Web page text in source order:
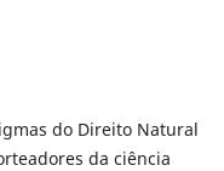
do Direito Natural
da ciência